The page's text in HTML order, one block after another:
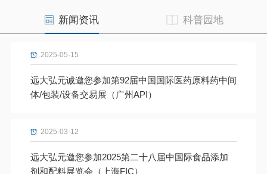
新闻资讯 科普园地
2025-05-15
远大弘元诚邀您参加第92届中国国际医药原料药中间
体/包装/设备交易展（广州API）
2025-03-12
远大弘元邀您参加2025第二十八届中国际食品添加
剂和配料展览会（上海FIC）